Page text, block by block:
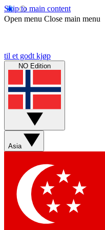
Skip to main content
Open menu Close main menu
til et godt kjøp
NO Edition
Asia